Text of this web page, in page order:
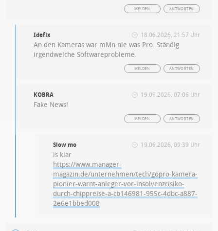
ANTWORTEN
MELDEN
Idefix 18.06.2026, 21:57 Uhr
An den Kameras war mMn nie was Pro. Ständig
irgendwelche Softwareprobleme.
ANTWORTEN
MELDEN
KOBRA 19.06.2026, 07:06 Uhr
Fake News!
ANTWORTEN
MELDEN
Slow mo 19.06.2026, 09:39 Uhr
is klar
https://www.manager-
magazin.de/unternehmen/tech/gopro-kamera-
pionier-warnt-anleger-vor-insolvenzrisiko-
durch-chippreise-a-cb146981-955c-4dbc-a887-
2e6e1bbed008